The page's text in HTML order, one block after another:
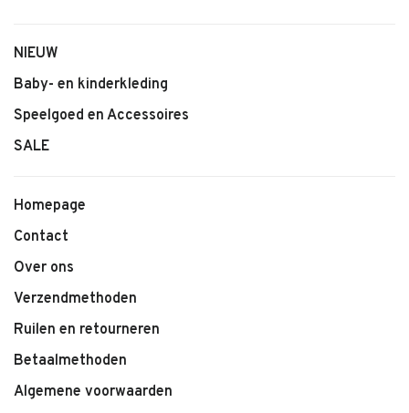
NIEUW
Baby- en kinderkleding
Speelgoed en Accessoires
SALE
Homepage
Contact
Over ons
Verzendmethoden
Ruilen en retourneren
Betaalmethoden
Algemene voorwaarden